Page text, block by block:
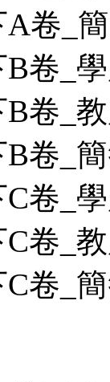
A卷_
卷_
卷_
卷_
卷_
卷_
卷_